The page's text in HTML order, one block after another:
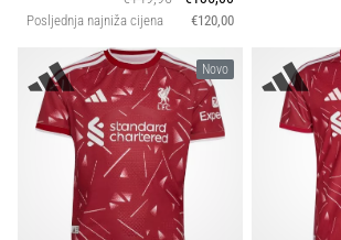
Posljednja najniža cijena €120,00
Novo